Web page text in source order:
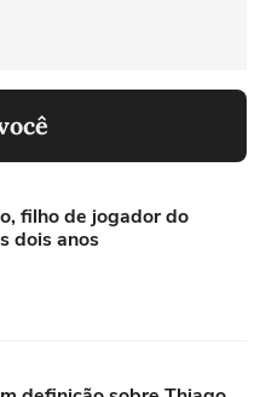
filho de jogador do
dois anos